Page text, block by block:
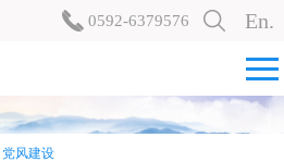
0592-6379576 En.
党风建设